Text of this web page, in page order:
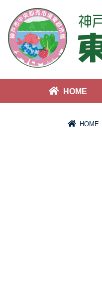
HOME
HOME